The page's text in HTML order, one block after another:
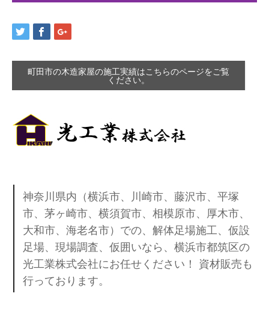
町田市の木造家屋の施工実績はこちらのページをご覧
ください。
神奈川県内（横浜市、川崎市、藤沢市、平塚
市、茅ヶ崎市、横須賀市、相模原市、厚木市、
大和市、海老名市）での、解体足場施工、仮設
足場、現場調査、仮囲いなら、横浜市都筑区の
光工業株式会社にお任せください！ 資材販売も
行っております。